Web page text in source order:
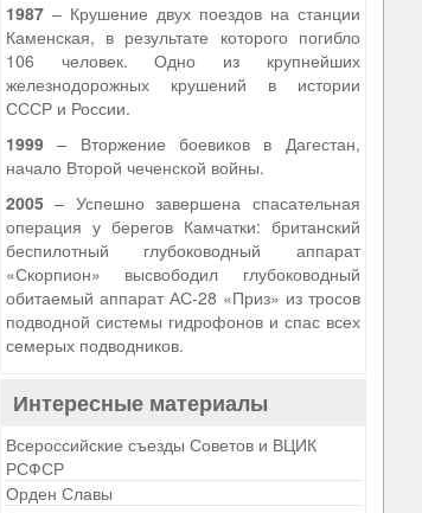
1987– Крушение двух поездов на станции
Каменская, в результате которого погибло
106 человек. Одно из крупнейших
железнодорожных крушений в истории
СССР и России.
1999– Вторжение боевиков в Дагестан,
начало Второй чеченской войны.
2005– Успешно завершена спасательная
операция у берегов Камчатки: британский
беспилотный глубоководный аппарат
«Скорпион» высвободил глубоководный
обитаемый аппарат АС-28 «Приз» из тросов
подводной системы гидрофонов и спас всех
семерых подводников.
Интересные материалы
Всероссийские съезды Советов и ВЦИК
РСФСР
Орден Славы